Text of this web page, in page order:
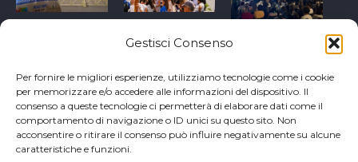
Gestisci Consenso
Per fornire le migliori esperienze, utilizziamo tecnologie come i cookie
per memorizzare e/o accedere alle informazioni del dispositivo. Il
consenso a queste tecnologie ci permetterà di elaborare dati come il
comportamento di navigazione o ID unici su questo sito. Non
acconsentire o ritirare il consenso può influire negativamente su alcune
caratteristiche e funzioni.